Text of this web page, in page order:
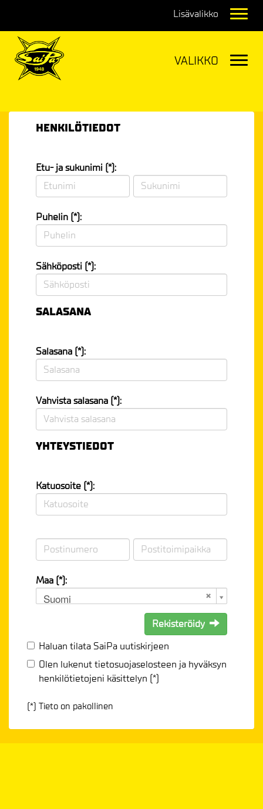
HENKILÖTIEDOT
Etu- ja sukunimi (*):
Puhelin (*):
Sähköposti (*):
SALASANA
Salasana (*):
Vahvista salasana (*):
YHTEYSTIEDOT
Katuosoite (*):
Maa (*):
Suomi
Rekisteröidy
Haluan tilata SaiPa uutiskirjeen
Olen lukenuttietosuojaselosteen ja hyväksyn
henkilötietojeni käsittelyn (*)
(*) Tieto on pakollinen